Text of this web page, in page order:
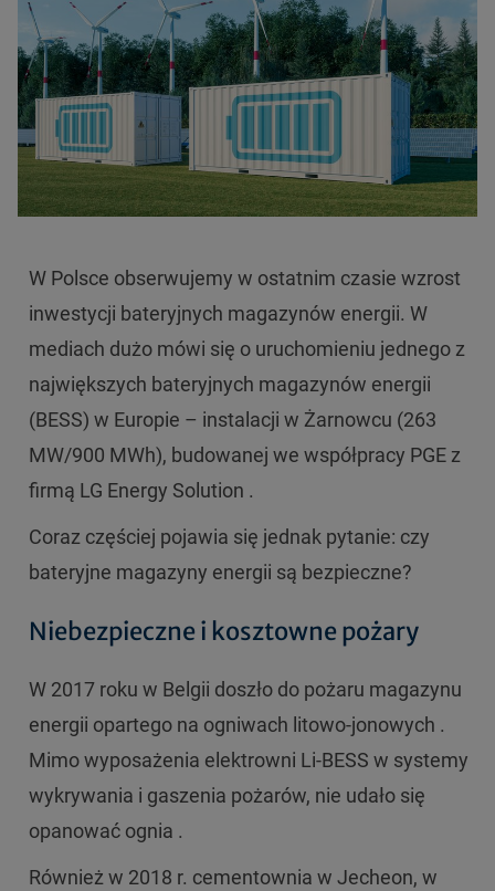
W Polsce obserwujemy w ostatnim czasie wzrost
inwestycji bateryjnych magazynów energii. W
mediach dużo mówi się o uruchomieniu jednego z
największych bateryjnych magazynów energii
(BESS) w Europie – instalacji w Żarnowcu (263
MW/900 MWh), budowanej we współpracy PGE z
firmą LG Energy Solution .
Coraz częściej pojawia się jednak pytanie: czy
bateryjne magazyny energii są bezpieczne?
Niebezpieczne i kosztowne pożary
W 2017 roku w Belgii doszło do pożaru magazynu
energii opartego na ogniwach litowo-jonowych .
Mimo wyposażenia elektrowni Li-BESS w systemy
wykrywania i gaszenia pożarów, nie udało się
opanować ognia .
Również w 2018 r. cementownia w Jecheon, w